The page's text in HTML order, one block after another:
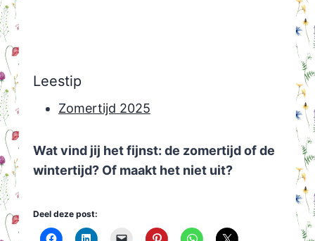
Leestip
Zomertijd 2025
Wat vind jij het fijnst: de zomertijd of de
wintertijd? Of maakt het niet uit?
Deel deze post: